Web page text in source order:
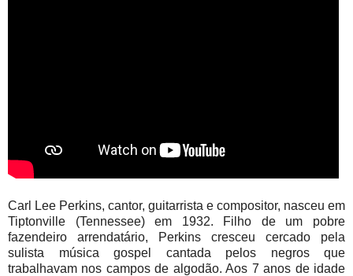
Carl Lee Perkins, cantor, guitarrista e compositor, nasceu em
Tiptonville (Tennessee) em 1932. Filho de um pobre
fazendeiro arrendatário, Perkins cresceu cercado pela
sulista música gospel cantada pelos negros que
trabalhavam nos campos de algodão. Aos 7 anos de idade